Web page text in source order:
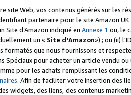
site Web, vos contenus générés sur les
partenaire pour le site Amazon
Site d’Amazon indiqué en Annexe 1 ou, le
un « Site d’Amazon») ; ou (ii)
que nous fournissons et
Spéciaux pour acheter un article vendu
pour les achats remplissant les
. Afin de faciliter votre insertion des
widgets, des liens, des contenus